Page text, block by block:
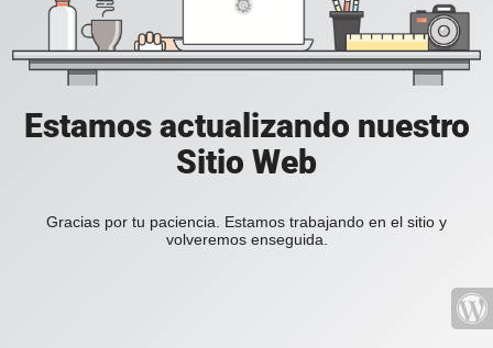
Estamos actualizando nuestro
Sitio Web
Gracias por tu paciencia. Estamos trabajando en el sitio y
volveremos enseguida.